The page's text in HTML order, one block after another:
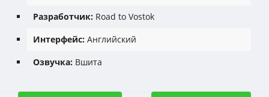
Разработчик: Road to Vostok
Интерфейс: Английский
Озвучка: Вшита